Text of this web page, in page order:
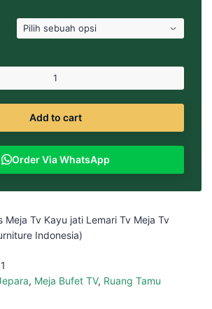
Rp4.450.000
Add to cart
Order Via WhatsApp
Meja Tv Kayu jati Lemari Tv Meja Tv
Indonesia)
, Meja Bufet TV, Ruang Tamu